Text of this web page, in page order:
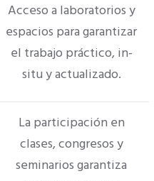
Acceso a laboratorios y
espacios para garantizar
el trabajo práctico, in-
situ y actualizado.
La participación en
clases, congresos y
seminarios garantiza